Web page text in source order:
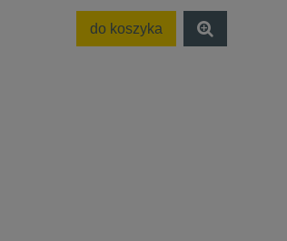
do koszyka